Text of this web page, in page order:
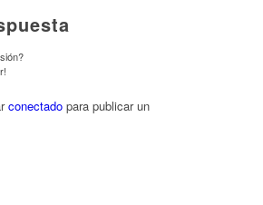
conectadopara publicar un